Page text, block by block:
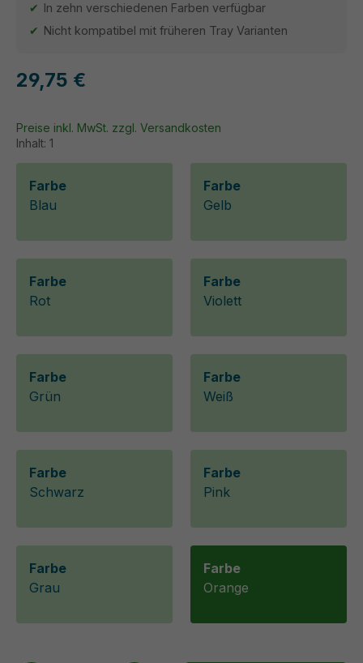
In zehn verschiedenen Farben verfügbar
Nicht kompatibel mit früheren Tray Varianten
29,75 €
Inhalt: 1
Preise inkl. MwSt. zzgl. Versandkosten
Farbe
Blau
Farbe
Gelb
Farbe
Rot
Farbe
Violett
Farbe
Grün
Farbe
Weiß
Farbe
Schwarz
Farbe
Pink
Farbe
Grau
Farbe
Orange